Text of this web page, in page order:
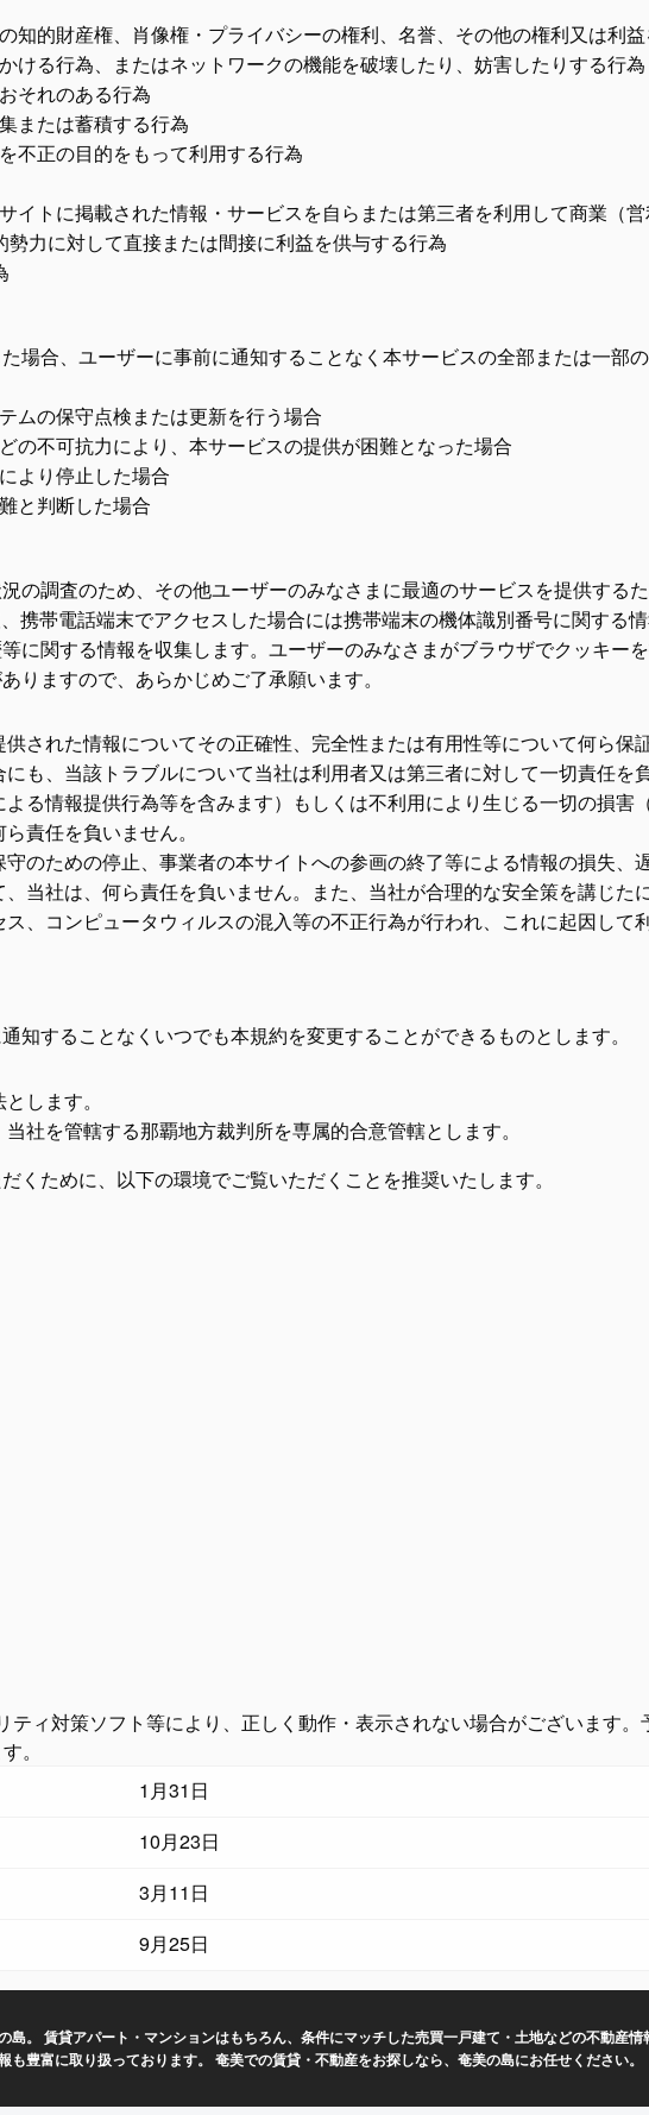
知的財産権、肖像権・プライバシーの権利、名誉、その他の権利又は利
ける行為、またはネットワークの機能を破壊したり、妨害したりする行為
それのある行為
または蓄積する行為
不正の目的をもって利用する行為
イトに掲載された情報・サービスを自らまたは第三者を利用して商業（
勢力に対して直接または間接に利益を供与する行為
場合、ユーザーに事前に通知することなく本サービスの全部または一部
ムの保守点検または更新を行う場合
の不可抗力により、本サービスの提供が困難となった場合
より停止した場合
と判断した場合
の調査のため、その他ユーザーのみなさまに最適のサービスを提供する
携帯電話端末でアクセスした場合には携帯端末の機体識別番号に関する
に関する情報を収集します。ユーザーのみなさまがブラウザでクッキー
りますので、あらかじめご了承願います。
された情報についてその正確性、完全性または有用性等について何ら保
も、当該トラブルについて当社は利用者又は第三者に対して一切責任を負
る情報提供行為等を含みます）もしくは不利用により生じる一切の損害
責任を負いません。
のための停止、事業者の本サイトへの参画の終了等による情報の損失、
当社は、何ら責任を負いません。また、当社が合理的な安全策を講じた
、コンピュータウィルスの混入等の不正行為が行われ、これに起因して
知することなくいつでも本規約を変更することができるものとします。
します。
社を管轄する那覇地方裁判所を専属的合意管轄とします。
くために、以下の環境でご覧いただくことを推奨いたします。
ィ対策ソフト等により、正しく動作・表示されない場合がございます。
。
1月31日
10月23日
3月11日
9月25日
島。 賃貸アパート・マンションはもちろん、条件にマッチした売買一戸建て・土地などの不動産
豊富に取り扱っております。 奄美での賃貸・不動産をお探しなら、奄美の島にお任せください。